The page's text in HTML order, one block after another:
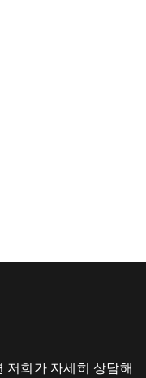
저희가 자세히 상담해